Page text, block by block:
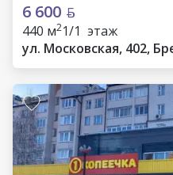
6 600
440 м21/1 этаж
ул. Московская, 402,